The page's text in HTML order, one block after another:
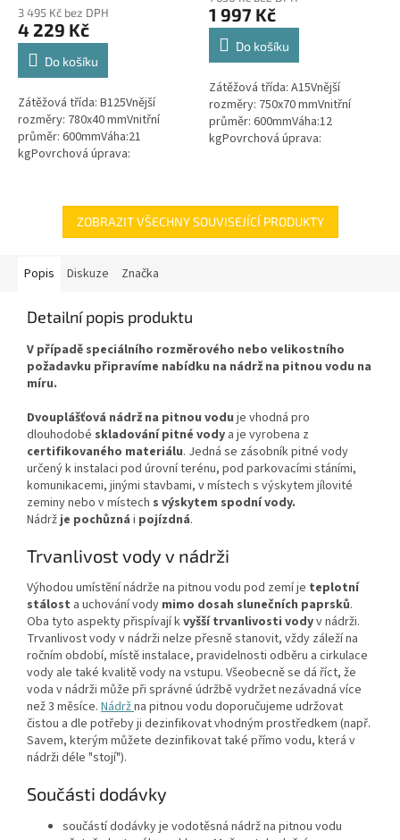
3 495 Kč bez DPH
4 229 Kč
Do košíku
Zátěžová třída: B125Vnější
rozměry: 780x40 mmVnitřní
průměr: 600mmVáha:21
kgPovrchová úprava:
produktu
je
4,6
hvězdiček.
1 997 Kč
Do košíku
Zátěžová třída: A15Vnější
rozměry: 750x70 mmVnitřní
průměr: 600mmVáha:12
kgPovrchová úprava:
ZOBRAZIT VŠECHNY SOUVISEJÍCÍ PRODUKTY
Popis Diskuze Značka
Detailní popis produktu
V případě speciálního rozměrového nebo velikostního
požadavku připravíme nabídku na nádrž na pitnou vodu na
míru.
Dvouplášťová nádrž na pitnou vodu je vhodná pro
dlouhodobé skladování pitné vody a je vyrobena z
certifikovaného materiálu. Jedná se zásobník pitné vody
určený k instalaci pod úrovní terénu, pod parkovacími stáními,
komunikacemi, jinými stavbami, v místech s výskytem jílovité
zeminy nebo v místech s výskytem spodní vody.
Nádrž je pochůzná i pojízdná.
Trvanlivost vody v nádrži
Výhodou umístění nádrže na pitnou vodu pod zemí je teplotní
stálost a uchování vody mimo dosah slunečních paprsků.
Oba tyto aspekty přispívají kvyšší trvanlivosti vodyv nádrži.
Trvanlivost vody v nádrži nelze přesně stanovit, vždy záleží na
ročním období, místě instalace, pravidelnosti odběru a cirkulace
vody ale také kvalitě vody na vstupu. Všeobecně se dá říct, že
voda v nádrži může při správné údržbě vydržet nezávadná více
než 3 měsíce. Nádržna pitnou vodu doporučujeme udržovat
čistou a dle potřeby ji dezinfikovat vhodným prostředkem (např.
Savem, kterým můžete dezinfikovat také přímo vodu, která v
nádrži déle "stojí").
Součásti dodávky
součástí dodávky je vodotěsná nádrž na pitnou vodu